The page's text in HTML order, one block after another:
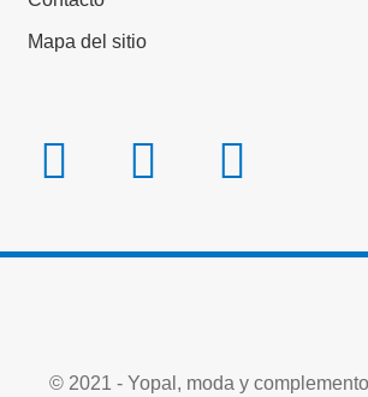
Mapa del sitio
© 2021 - Yopal, moda y